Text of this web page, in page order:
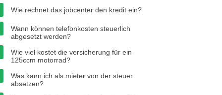
Wie rechnet das jobcenter den kredit ein?
Wann können telefonkosten steuerlich
abgesetzt werden?
Wie viel kostet die versicherung für ein
125ccm motorrad?
Was kann ich als mieter von der steuer
absetzen?